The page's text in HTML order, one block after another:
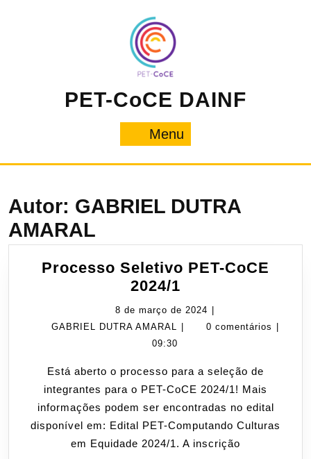
PET-CoCE DAINF
Menu
Autor: GABRIEL DUTRA
AMARAL
Processo Seletivo PET-CoCE
2024/1
Seletivo
PET-
8 de março de 2024 8
de
2024
GABRIEL DUTRA AMARAL GABRIEL0 comentários
09:30
Está aberto o processo para a seleção de
integrantes para o PET-CoCE 2024/1! Mais
informações podem ser encontradas no edital
disponível em: Edital PET-Computando Culturas
em Equidade 2024/1. A inscrição